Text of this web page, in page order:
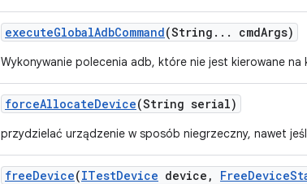
executeGlobalAdbCommand(String . . . cmdArgs)
Wykonywanie polecenia adb, które nie jest kierowane
forceAllocateDevice(String serial)
przydzielać urządzenie w sposób niegrzeczny, nawet
freeDevice(ITestDevice device , FreeDevice